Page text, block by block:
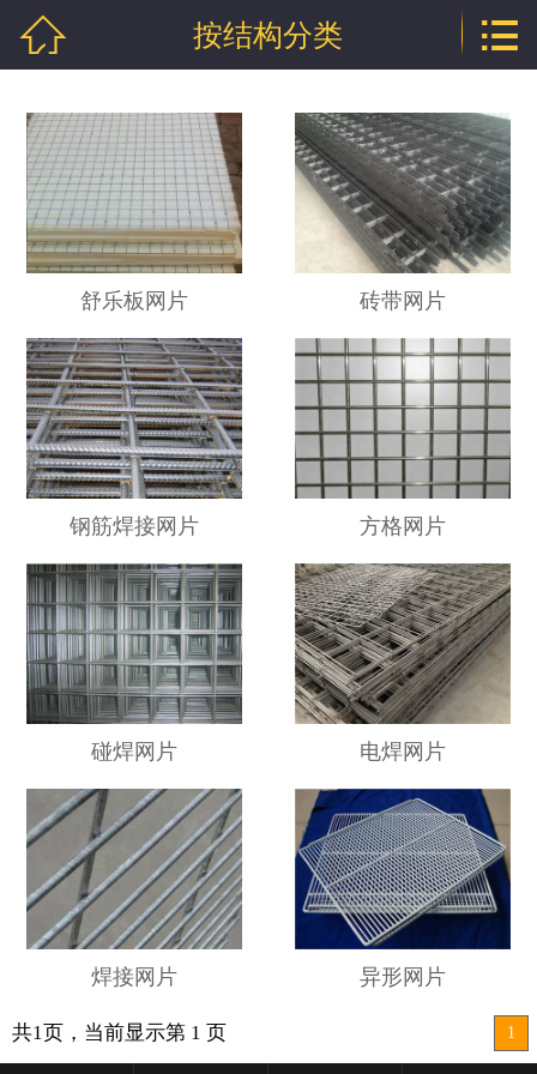
产品中心
新闻中心
技术支持
工程案例
联系我们
 按结构分类 
舒乐板网片 砖带网片
钢筋焊接网片 方格网片
碰焊网片 电焊网片
焊接网片 异形网片
1
共1页，当前显示第 1 页